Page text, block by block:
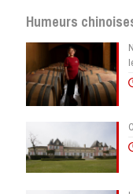
Humeurs